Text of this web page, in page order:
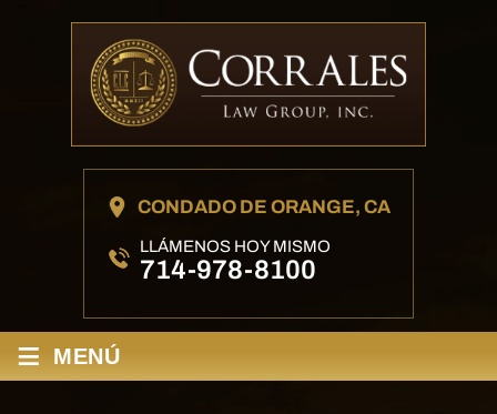
CONDADO DE ORANGE, CA
LLÁMENOS HOY MISMO
714-978-8100
≡ MENÚ